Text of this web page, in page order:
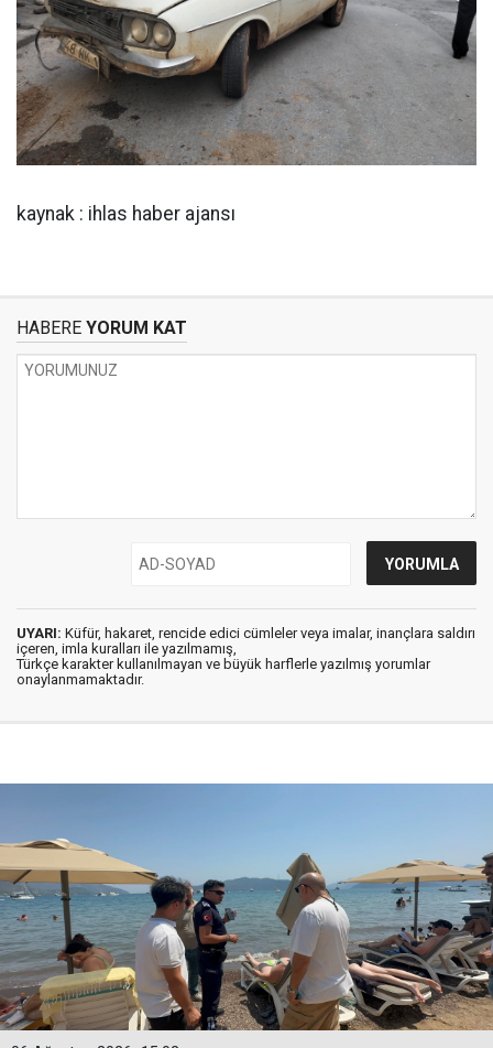
kaynak : ihlas haber ajansı
HABERE YORUM KAT
UYARI: Küfür, hakaret, rencide edici cümleler veya imalar, inançlara saldırı
içeren, imla kuralları ile yazılmamış,
Türkçe karakter kullanılmayan ve büyük harflerle yazılmış yorumlar
onaylanmamaktadır.